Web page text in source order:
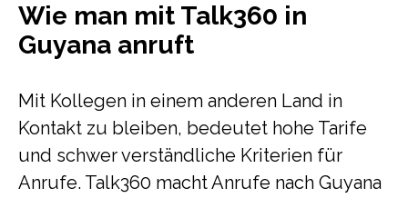
Wie man mit Talk360 in
Guyana anruft
Mit Kollegen in einem anderen Land in
Kontakt zu bleiben, bedeutet hohe Tarife
und schwer verständliche Kriterien für
Anrufe. Talk360 macht Anrufe nach Guyana